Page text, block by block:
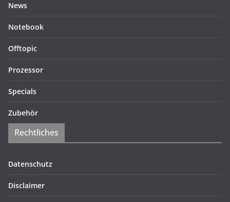
News
Notebook
Offtopic
Prozessor
Specials
Zubehör
Rechtliches
Datenschutz
Disclaimer